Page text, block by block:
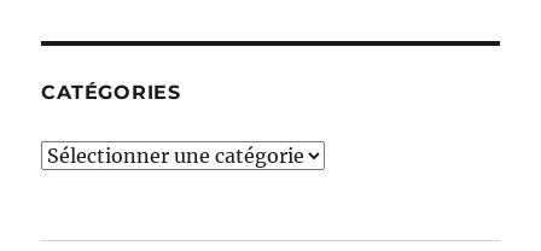
CATÉGORIES
Catégories